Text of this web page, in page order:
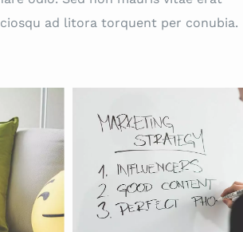
ad litora torquent per conubia.